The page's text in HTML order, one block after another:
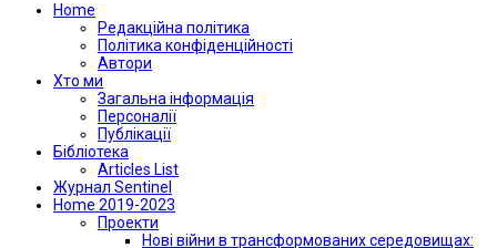
Home
Редакційна політика
Політика конфіденційності
Автори
Хто ми
Загальна інформація
Персоналії
Публікації
Бібліотека
Articles List
Журнал Sentinel
Home 2019-2023
Проекти
Нові війни в трансформованих середовищах: